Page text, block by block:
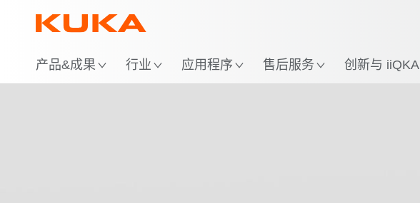
产品&成果 行业 应用程序 售后服务 创新与 iiQKA